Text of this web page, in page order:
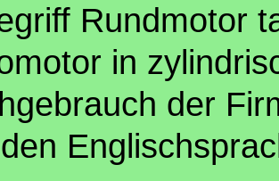
Rundmotor
in
der